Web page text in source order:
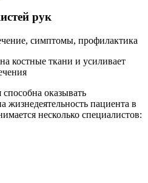
рук
костные ткани и усиливает
оказывать
жизнедеятельность пациента в
несколько специалистов: